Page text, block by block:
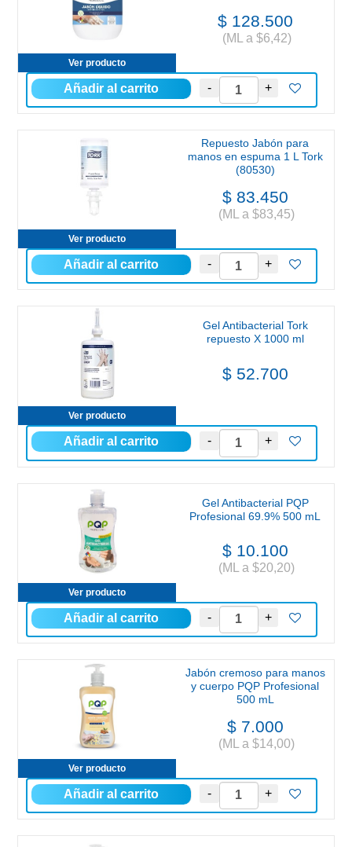
Ver producto
$ 128.500
(ML a $6,42)
Ver producto
Repuesto Jabón para
manos en espuma 1 L Tork
(80530)
$ 83.450
(ML a $83,45)
Ver producto
Gel Antibacterial Tork
repuesto X 1000 ml
$ 52.700
Ver producto
Gel Antibacterial PQP
Profesional 69.9% 500 mL
$ 10.100
(ML a $20,20)
Ver producto
Jabón cremoso para manos
y cuerpo PQP Profesional
500 mL
$ 7.000
(ML a $14,00)